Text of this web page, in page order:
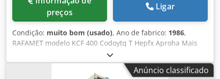
preços
Ligar
Condição: muito bom (usado), Ano de fabrico: 1986,
RAFAMET modelo KCF 400 Codoytq T Hepfx Aproha Mais
informações mediante solicitação
Anúncio classificado